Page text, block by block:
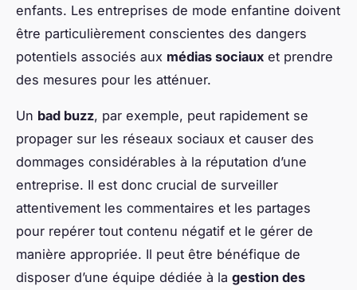
enfants. Les entreprises de mode enfantine doivent
être particulièrement conscientes des dangers
potentiels associés aux médias sociaux et prendre
des mesures pour les atténuer.
Un bad buzz, par exemple, peut rapidement se
propager sur les réseaux sociaux et causer des
dommages considérables à la réputation d’une
entreprise. Il est donc crucial de surveiller
attentivement les commentaires et les partages
pour repérer tout contenu négatif et le gérer de
manière appropriée. Il peut être bénéfique de
disposer d’une équipe dédiée à la gestion des